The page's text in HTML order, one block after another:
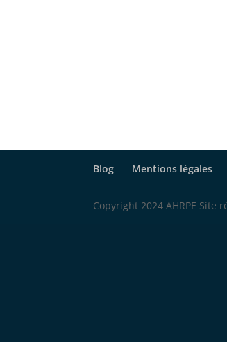
Blog Mentions légales
Copyright 2024 AHRPE Site